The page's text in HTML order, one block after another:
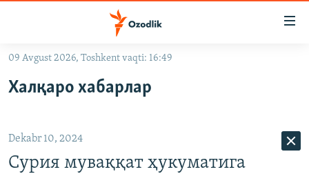
Асосий
навигацияга
Қидиришга
ўтинг
OZODVIDEO
На русском
09 Avgust 2026, Toshkent vaqti: 16:49
Халқаро хабарлар
Dekabr 10, 2024
Сурия муваққат ҳукуматига